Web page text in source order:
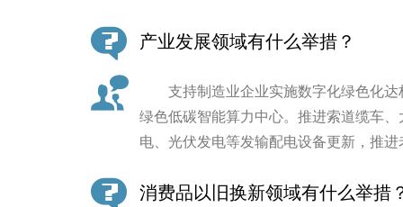
多语种
DEUTSCH
ESPAÑOL
产业发展领域有什么举措？
支持制造业企业实施数字化绿色化达
绿色低碳智能算力中心。推进索道缆车
电、光伏发电等发输配电设备更新，推
消费品以旧换新领域有什么举措